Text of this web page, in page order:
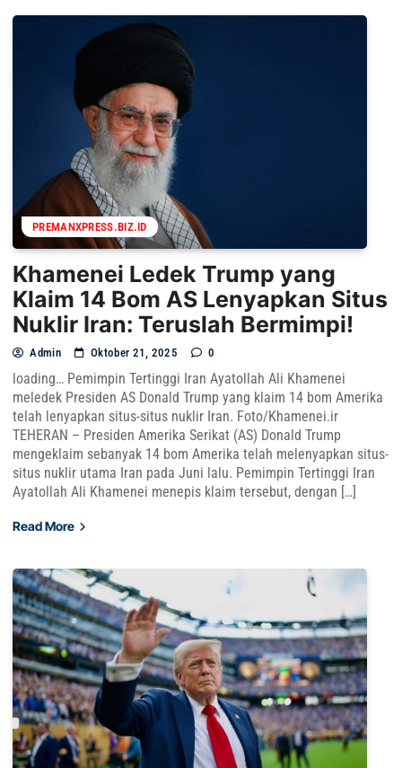
PREMANXPRESS.BIZ.ID
Khamenei Ledek Trump yang
Klaim 14 Bom AS Lenyapkan Situs
Nuklir Iran: Teruslah Bermimpi!
Admin Oktober 21, 2025 0
loading… Pemimpin Tertinggi Iran Ayatollah Ali Khamenei
meledek Presiden AS Donald Trump yang klaim 14 bom Amerika
telah lenyapkan situs-situs nuklir Iran. Foto/Khamenei.ir
TEHERAN – Presiden Amerika Serikat (AS) Donald Trump
mengeklaim sebanyak 14 bom Amerika telah melenyapkan situs-
situs nuklir utama Iran pada Juni lalu. Pemimpin Tertinggi Iran
Ayatollah Ali Khamenei menepis klaim tersebut, dengan […]
Read More